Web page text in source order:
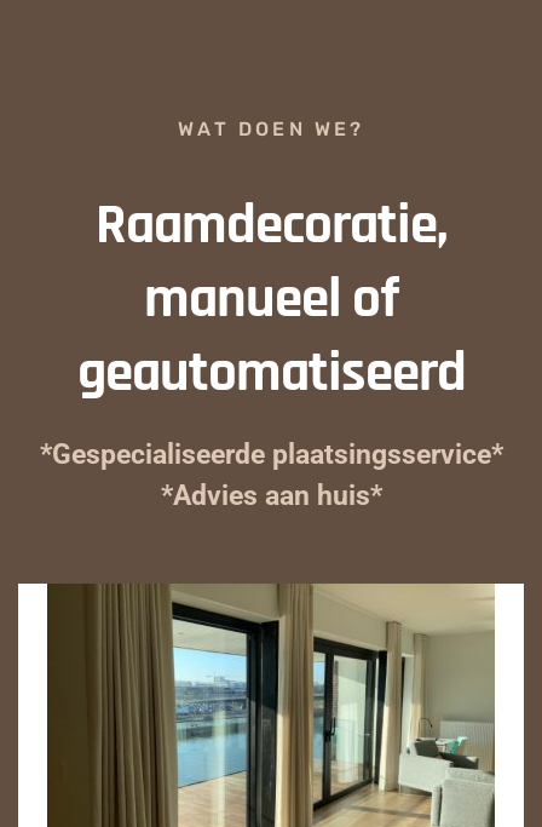
WAT DOEN WE?
Raamdecoratie,
manueel of
geautomatiseerd
*Gespecialiseerde plaatsingsservice*
*Advies aan huis*